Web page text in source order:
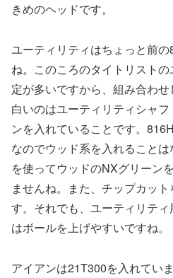
きめのヘッドです。
ユーティリティはちょっと前
ね。このころのタイトリスト
定が多いですから、組み合わ
白いのはユーティリティシャ
ンを入れていることです。
なのでウッド系を入れること
を使ってウッドのNXグリーン
ませんね。また、チップカッ
す。それでも、ユーティリテ
はボールを上げやすいですね。
アイアンは21T300を入れてい